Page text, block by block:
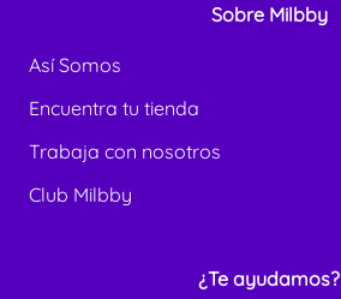
Sobre Milbby
Así Somos
Encuentra tu tienda
Trabaja con nosotros
Club Milbby
¿Te ayudamos?